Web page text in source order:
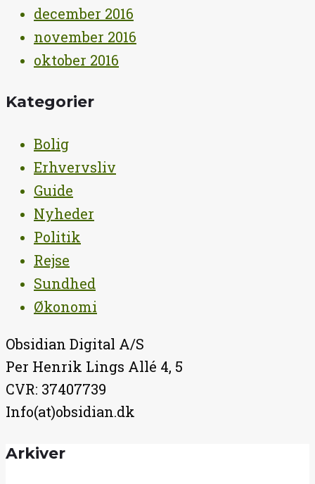
december 2016
november 2016
oktober 2016
Kategorier
Bolig
Erhvervsliv
Guide
Nyheder
Politik
Rejse
Sundhed
Økonomi
Obsidian Digital A/S
Per Henrik Lings Allé 4, 5
CVR: 37407739
Info(at)obsidian.dk
Arkiver